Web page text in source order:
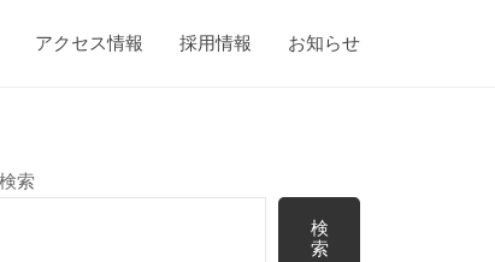
アクセス情報 採用情報 お知らせ
検索
検
索